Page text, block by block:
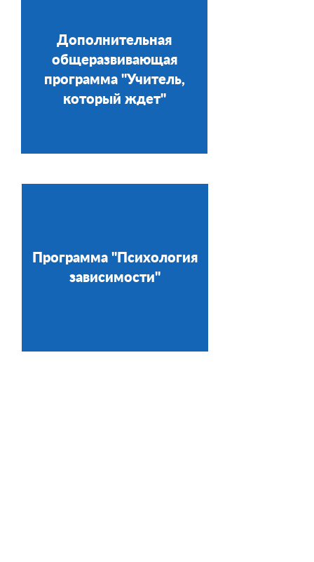
Дополнительная
общеразвивающая
программа "Учитель,
который ждет"
Программа "Психология
зависимости"